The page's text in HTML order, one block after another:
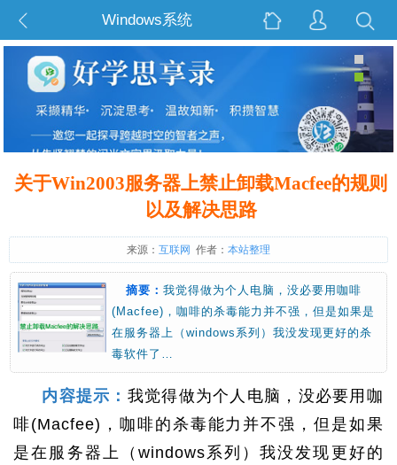
Windows系统
关于Win2003服务器上禁止卸载Macfee的规则
以及解决思路
来源： 互联网 作者： 本站整理
摘要： 我觉得做为个人电脑，没必要用咖啡
(Macfee)，咖啡的杀毒能力并不强，但是如果是
在服务器上（windows系列）我没发现更好的杀
毒软件了…
内容提示： 我觉得做为个人电脑，没必要用咖
啡(Macfee)，咖啡的杀毒能力并不强，但是如果
是在服务器上（windows系列）我没发现更好的